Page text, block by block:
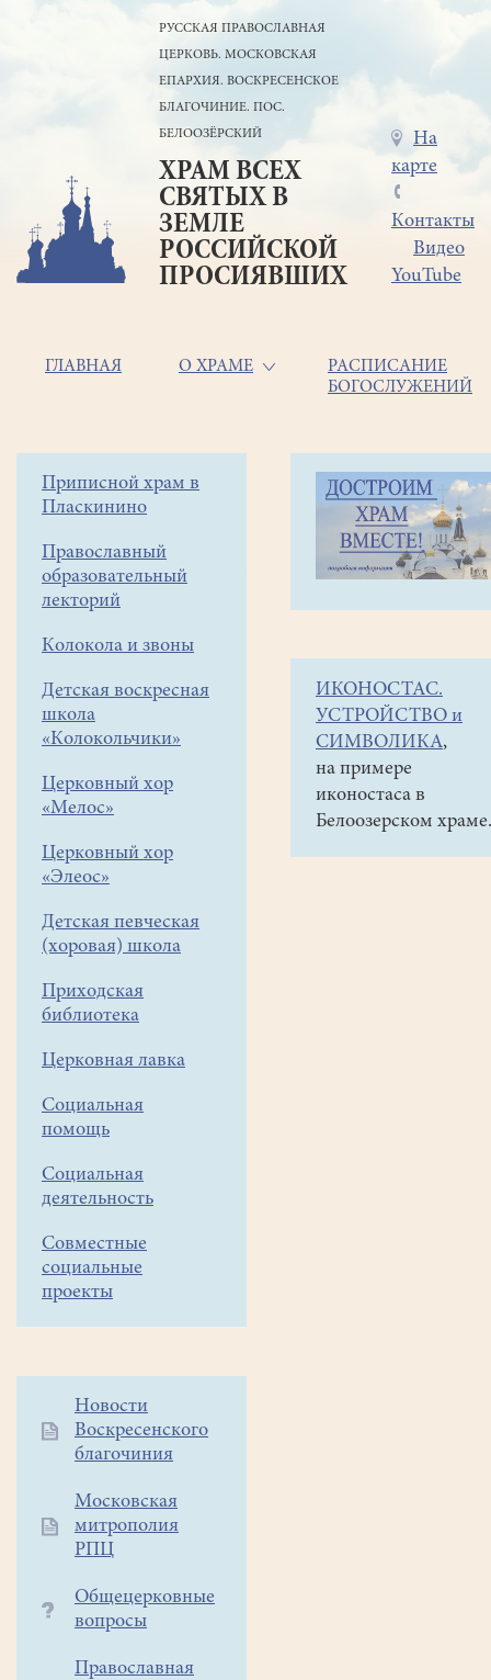
РУССКАЯ ПРАВОСЛАВНАЯ
ЦЕРКОВЬ. МОСКОВСКАЯ
ЕПАРХИЯ. ВОСКРЕСЕНСКОЕ
БЛАГОЧИНИЕ. ПОС.
БЕЛООЗЁРСКИЙ
ХРАМ ВСЕХ
СВЯТЫХ В
ЗЕМЛЕ
РОССИЙСКОЙ
ПРОСИЯВШИХ
Меню
в
шапке
На
карте
Контакты
Видео
YouTube
Основная
ГЛАВНАЯ О ХРАМЕ
РАСПИСАНИЕ
БОГОСЛУЖЕНИЙ
Боковое
меню
Приписной храм в
Пласкинино
Православный
образовательный
лекторий
Колокола и звоны
Детская воскресная
школа
«Колокольчики»
Церковный хор
«Мелос»
Церковный хор
«Элеос»
Детская певческая
(хоровая) школа
Приходская
библиотека
Церковная лавка
Социальная
помощь
Социальная
деятельность
Совместные
социальные
проекты
Дополнительное
меню
Новости
Воскресенского
благочиния
Московская
митрополия
РПЦ
Общецерковные
вопросы
Православная
Строка
навигации
Объявления
Ильинском
храме
с.Петровское
праздник
"Пасхальная
радость"
ИКОНОСТАС.
УСТРОЙСТВО и
СИМВОЛИКА,
на примере
иконостаса в
Белоозерском храме.